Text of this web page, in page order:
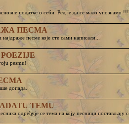
податке о себи. Ред је да се мало упознамо !!!
ПЕСМА
песме које сте сами написали...
pesmu!
допада.
TEMU
одређује се тема на коју песници